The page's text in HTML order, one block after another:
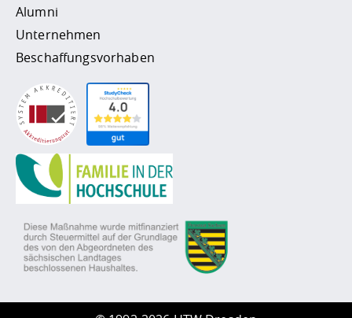
Alumni
Unternehmen
Beschaffungsvorhaben